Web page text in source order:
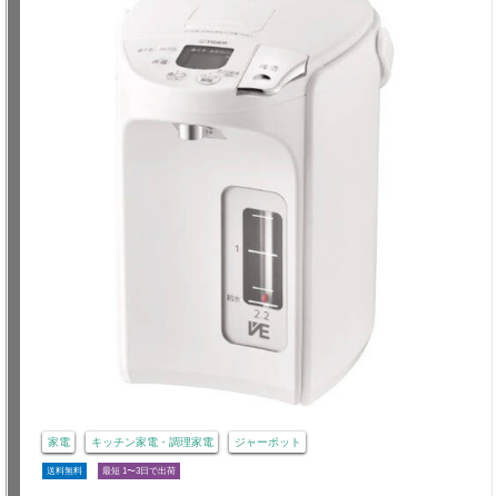
家電 キッチン家電・調理家電 ジャーポット
送料無料 最短 1〜3日で出荷